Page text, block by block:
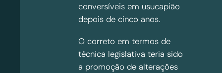
conversíveis em usucapião
depois de cinco anos.
O correto em termos de
técnica legislativa teria sido
a promoção de alterações